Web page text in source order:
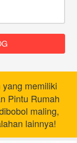
memiliki
Pintu Rumah
maling,
lainnya!